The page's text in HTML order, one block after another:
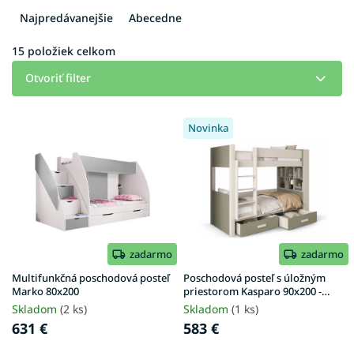
i
Najpredávanejšie Abecedne
15 položiek celkom
Otvoriť filter
u
k
t
o
zadarmo
Multifunkčná poschodová posteľ
Marko 80x200
Skladom (2 ks)
631 €
Novinka
zadarmo
Poschodová posteľ s úložným
priestorom Kasparo 90x200 -
kašmír / zelená
Skladom (1 ks)
583 €